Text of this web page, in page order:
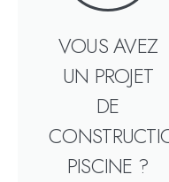
VOUS AVEZ
UN PROJET
DE
PISCINE ?